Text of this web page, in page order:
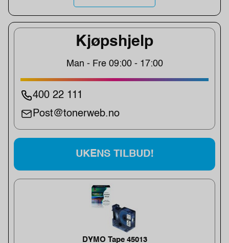
Kjøpshjelp
Man - Fre 09:00 - 17:00
400 22 111
Post@tonerweb.no
UKENS TILBUD!
DYMO Tape 45013